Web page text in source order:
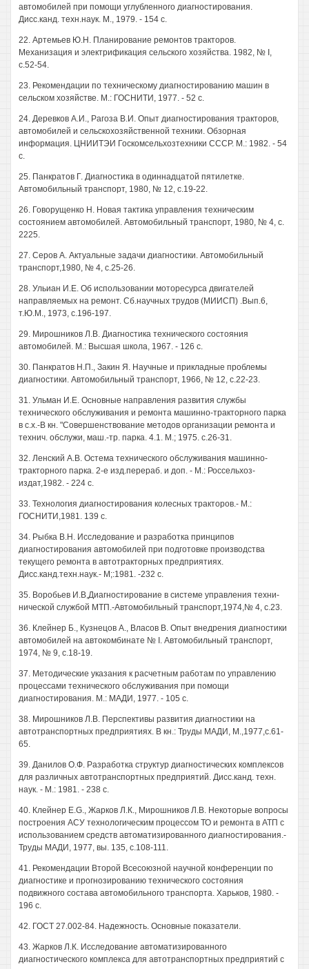
автомобилей при помощи углубленного диагностирования.
Дисс.канд. техн.наук. М., 1979. - 154 с.
22. Артемьев Ю.Н. Планирование ремонтов тракторов.
Механизация и электрификация сельского хозяйства. 1982, № I,
с.52-54.
23. Рекомендации по техническому диагностированию машин в
сельском хозяйстве. М.: ГОСНИТИ, 1977. - 52 с.
24. Деревков А.И., Рагоза В.И. Опыт диагностирования тракторов,
автомобилей и сельскохозяйственной техники. Обзорная
информация. ЦНИИТЭИ Госкомсельхозтехники СССР. M.: 1982. - 54
с.
25. Панкратов Г. Диагностика в одиннадцатой пятилетке.
Автомобильный транспорт, 1980, № 12, с.19-22.
26. Говорущенко Н. Новая тактика управления техническим
состоянием автомобилей. Автомобильный транспорт, 1980, № 4, с.
2225.
27. Серов А. Актуальные задачи диагностики. Автомобильный
транспорт,1980, № 4, с.25-26.
28. Ульиан И.Е. Об использовании моторесурса двигателей
направляемых на ремонт. Сб.научных трудов (МИИСП) .Вып.6,
т.Ю.М., 1973, с.196-197.
29. Мирошников Л.В. Диагностика технического состояния
автомобилей. М.: Высшая школа, 1967. - 126 с.
30. Панкратов Н.П., Закин Я. Научные и прикладные проблемы
диагностики. Автомобильный транспорт, 1966, № 12, с.22-23.
31. Ульман И.Е. Основные направления развития службы
технического обслуживания и ремонта машинно-тракторного парка
в с.х.-В кн. "Совершенствование методов организации ремонта и
технич. обслужи, маш.-тр. парка. 4.1. M.; 1975. с.26-31.
32. Ленский A.B. Остема технического обслуживания машинно-
тракторного парка. 2-е изд.перераб. и доп. - М.: Россельхоз-
издат,1982. - 224 с.
33. Технология диагностирования колесных тракторов.- М.:
ГОСНИТИ,1981. 139 с.
34. Рыбка В.Н. Исследование и разработка принципов
диагностирования автомобилей при подготовке производства
текущего ремонта в автотракторных предприятиях.
Дисс.канд.техн.наук.- М;:1981. -232 с.
35. Воробьев И.В,Диагностирование в системе управления техни-
нической службой МТП.-Автомобильный транспорт,1974,№ 4, с.23.
36. Клейнер Б., Кузнецов А., Власов В. Опыт внедрения диагностики
автомобилей на автокомбинате № I. Автомобильный транспорт,
1974, № 9, с.18-19.
37. Методические указания к расчетным работам по управлению
процессами технического обслуживания при помощи
диагностирования. М.: МАДИ, 1977. - 105 с.
38. Мирошников Л.В. Перспективы развития диагностики на
автотранспортных предприятиях. В кн.: Труды МАДИ, М.,1977,с.61-
65.
39. Данилов О.Ф. Разработка структур диагностических комплексов
для различных автотранспортных предприятий. Дисс.канд. техн.
наук. - М.: 1981. - 238 с.
40. Клейнер E.G., Жарков Л.К., Мирошников Л.В. Некоторые вопросы
построения АСУ технологическим процессом ТО и ремонта в АТП с
использованием средств автоматизированного диагностирования.-
Труды МАДИ, 1977, вы. 135, с.108-111.
41. Рекомендации Второй Всесоюзной научной конференции по
диагностике и прогнозированию технического состояния
подвижного состава автомобильного транспорта. Харьков, 1980. -
196 с.
42. ГОСТ 27.002-84. Надежность. Основные показатели.
43. Жарков Л.К. Исследование автоматизированного
диагностического комплекса для автотранспортных предприятий с